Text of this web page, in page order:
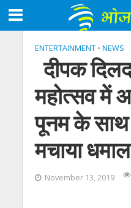
ENTERTAINMENT • NEWS
दीपक
महोत्‍सव में
पूनम के
मचाया धमाल
November 13, 2019